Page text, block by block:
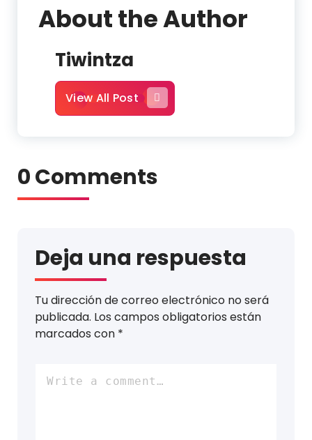
About the Author
Tiwintza
View All Post
0 Comments
Deja una respuesta
Tu dirección de correo electrónico no será
publicada. Los campos obligatorios están
marcados con *